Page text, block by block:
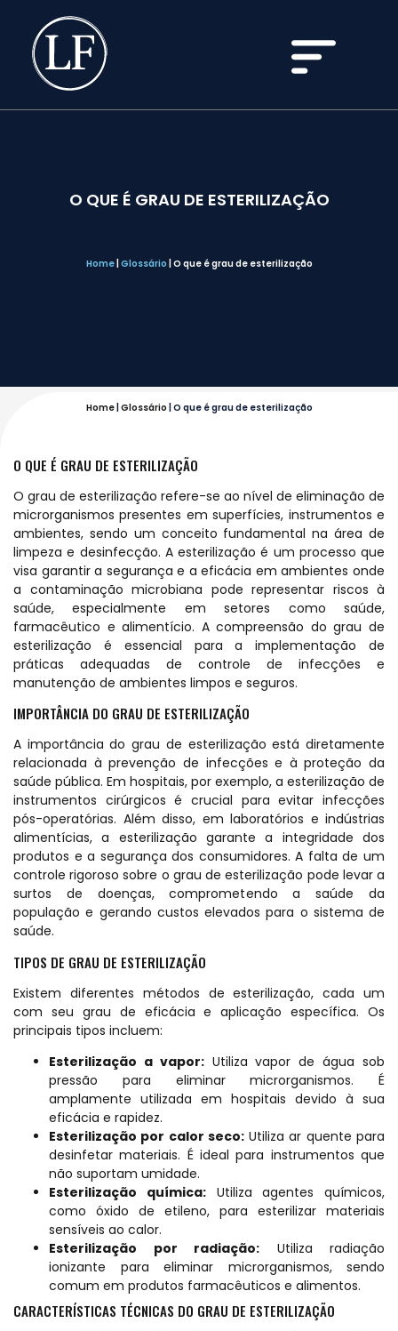
O QUE É GRAU DE ESTERILIZAÇÃO
Home| Glossário O que é grau de esterilização
Home| Glossário O que é grau de esterilização
O QUE É GRAU DE ESTERILIZAÇÃO
O grau de esterilização refere-se ao nível de eliminação de
microrganismos presentes em superfícies, instrumentos e
ambientes, sendo um conceito fundamental na área de
limpeza e desinfecção. A esterilização é um processo que
visa garantir a segurança e a eficácia em ambientes onde
a contaminação microbiana pode representar riscos à
saúde, especialmente em setores como saúde,
farmacêutico e alimentício. A compreensão do grau de
esterilização é essencial para a implementação de
práticas adequadas de controle de infecções e
manutenção de ambientes limpos e seguros.
IMPORTÂNCIA DO GRAU DE ESTERILIZAÇÃO
A importância do grau de esterilização está diretamente
relacionada à prevenção de infecções e à proteção da
saúde pública. Em hospitais, por exemplo, a esterilização de
instrumentos cirúrgicos é crucial para evitar infecções
pós-operatórias. Além disso, em laboratórios e indústrias
alimentícias, a esterilização garante a integridade dos
produtos e a segurança dos consumidores. A falta de um
controle rigoroso sobre o grau de esterilização pode levar a
surtos de doenças, comprometendo a saúde da
população e gerando custos elevados para o sistema de
saúde.
TIPOS DE GRAU DE ESTERILIZAÇÃO
Existem diferentes métodos de esterilização, cada um
com seu grau de eficácia e aplicação específica. Os
principais tipos incluem:
Esterilização a vapor:Utiliza vapor de água sob
pressão para eliminar microrganismos. É
amplamente utilizada em hospitais devido à sua
eficácia e rapidez.
Esterilização por calor seco:Utiliza ar quente para
desinfetar materiais. É ideal para instrumentos que
não suportam umidade.
Esterilização química:Utiliza agentes químicos,
como óxido de etileno, para esterilizar materiais
sensíveis ao calor.
Esterilização por radiação: Utiliza radiação
ionizante para eliminar microrganismos, sendo
comum em produtos farmacêuticos e alimentos.
CARACTERÍSTICAS TÉCNICAS DO GRAU DE ESTERILIZAÇÃO